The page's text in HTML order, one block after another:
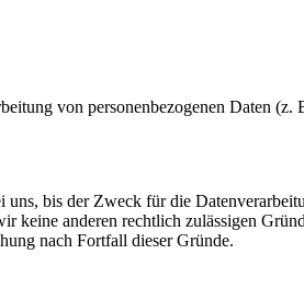
von personenbezogenen Daten
uns, bis der Zweck für die
keine anderen rechtlich zulässigen
nach Fortfall dieser Gründe.